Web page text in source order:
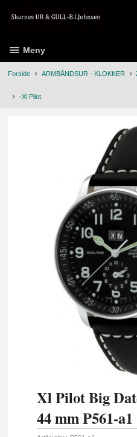
Meny
Forside ARMBÅNDSUR - KLOKKER
-Xl Pilot
Xl Pilot Big
44 mm P561-a1